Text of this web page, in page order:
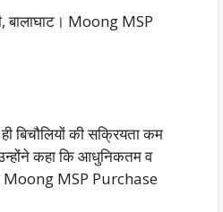
बालाघाट। Moong MSP
बिचौलियों की सक्रियता कम
उन्होंने कहा कि आधुनिकतम व
Moong MSP Purchase